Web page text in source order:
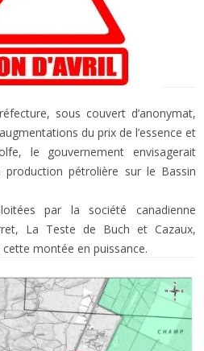
sous couvert d’anonymat,
du prix de l’essence et
le gouvernement envisagerait
pétrolière sur le Bassin
par la société canadienne
La Teste de Buch et Cazaux,
cette montée en puissance.